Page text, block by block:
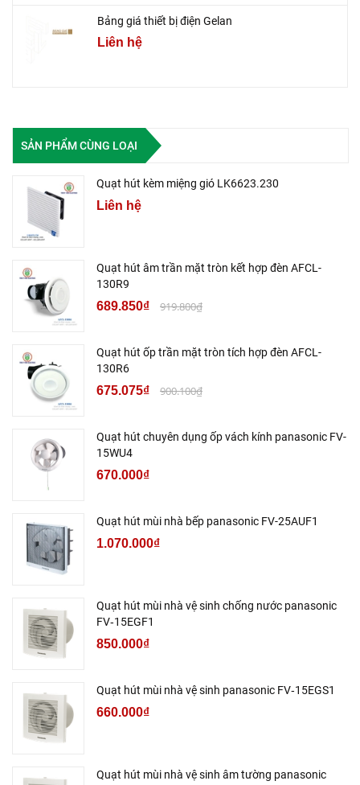
Bảng giá thiết bị điện Gelan
Liên hệ
SẢN PHẨM CÙNG LOẠI
Quạt hút kèm miệng gió LK6623.230
Liên hệ
Quạt hút âm trần mặt tròn kết hợp đèn AFCL-
130R9
689.850₫ 919.800₫
Quạt hút ốp trần mặt tròn tích hợp đèn AFCL-
130R6
675.075₫ 900.100₫
Quạt hút chuyên dụng ốp vách kính panasonic FV-
15WU4
670.000₫
Quạt hút mùi nhà bếp panasonic FV-25AUF1
1.070.000₫
Quạt hút mùi nhà vệ sinh chống nước panasonic
FV‑15EGF1
850.000₫
Quạt hút mùi nhà vệ sinh panasonic FV‑15EGS1
660.000₫
Quạt hút mùi nhà vệ sinh âm tường panasonic